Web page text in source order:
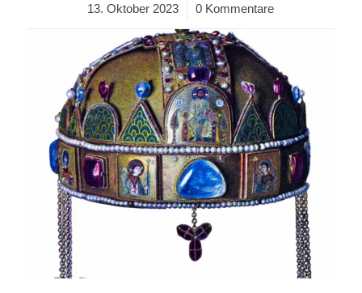
13. Oktober 2023
/ 0 Kommentare